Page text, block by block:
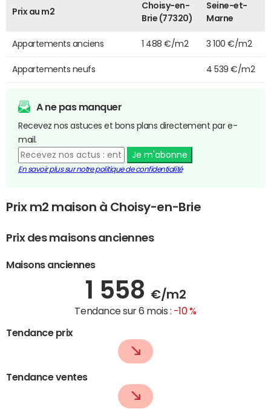
Prix au m2
Choisy-en-
Brie (77320)
Seine-et-
Marne
Appartements anciens 1 488 €/m2 3 100 €/m2
Appartements neufs 4 539 €/m2
A ne pas manquer
Recevez nos astuces et bons plans directement par e-
mail.
Je m'abonne
En savoir plus sur notre politique de confidentialité
Prix m2 maison à Choisy-en-Brie
Prix des maisons anciennes
Maisons anciennes
1 558 €/m2
Tendance sur 6 mois : -10 %
Tendance prix
Tendance ventes